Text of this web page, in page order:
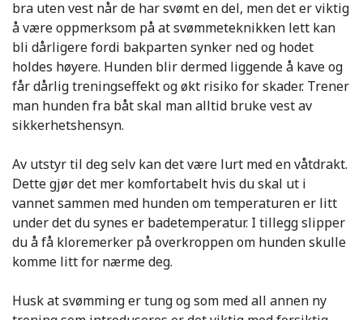
bra uten vest når de har svømt en del, men det er viktig
å være oppmerksom på at svømmeteknikken lett kan
bli dårligere fordi bakparten synker ned og hodet
holdes høyere. Hunden blir dermed liggende å kave og
får dårlig treningseffekt og økt risiko for skader. Trener
man hunden fra båt skal man alltid bruke vest av
sikkerhetshensyn.
Av utstyr til deg selv kan det være lurt med en våtdrakt.
Dette gjør det mer komfortabelt hvis du skal ut i
vannet sammen med hunden om temperaturen er litt
under det du synes er badetemperatur. I tillegg slipper
du å få kloremerker på overkroppen om hunden skulle
komme litt for nærme deg.
Husk at svømming er tung og som med all annen ny